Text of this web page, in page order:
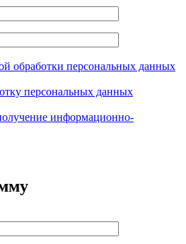
обработки персональных данных
персональных данных
информационно-